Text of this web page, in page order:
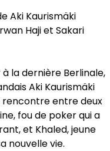
Aki Kaurismäki
Haji et Sakari
la dernière Berlinale,
Aki Kaurismäki
rencontre entre deux
fou de poker qui a
et Khaled, jeune
nouvelle vie.